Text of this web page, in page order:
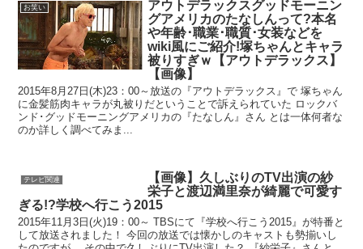
お笑い
アウトデラックスグッドモーニン
グアメリカのたなしんって?本名
や年齢･職業･職質･女装などを
wiki風にご紹介!塚ちゃんとキャラ
被りすぎｗ【アウトデラックス】
【画像】
2015年8月27日(木)23：00～放送の『アウトデラックス』で 塚ちゃん
に金髪筋肉キャラが丸被りだということで訴えられていた ロックバ
ンド･グッドモーニングアメリカの『たなしん』さん とは一体何者な
のか詳しく調べてみま...
テレビ関連
【画像】久しぶりのTV出演の紗
栄子と渡辺満里奈が綺麗で可愛す
ぎる!?学校へ行こう2015
2015年11月3日(火)19：00～ TBSにて『学校へ行こう2015』が特番と
して放送されました！ 今回の放送では懐かしのキャストも勢揃いし